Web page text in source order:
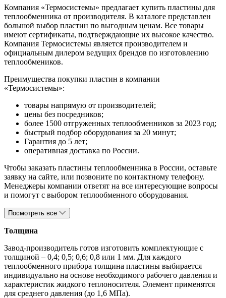
Компания «Термосистемы» предлагает купить пластины для
теплообменника от производителя. В каталоге представлен
большой выбор пластин по выгодным ценам. Все товары
имеют сертификаты, подтверждающие их высокое качество.
Компания Термосистемы является производителем и
официальным дилером ведущих брендов по изготовлению
теплообмеников.
Преимущества покупки пластин в компании
«Термосистемы»:
товары напрямую от производителей;
цены без посредников;
более 1500 отгруженных теплообменников за 2023 год;
быстрый подбор оборудования за 20 минут;
Гарантия до 5 лет;
оперативная доставка по России.
Чтобы заказать пластины теплообменника в России, оставьте
заявку на сайте, или позвоните по контактному телефону.
Менеджеры компании ответят на все интересующие вопросы
и помогут с выбором теплообменного оборудования.
Посмотреть все
Толщина
Завод-производитель готов изготовить комплектующие с
толщиной – 0,4; 0,5; 0,6; 0,8 или 1 мм. Для каждого
теплообменного прибора толщина пластины выбирается
индивидуально на основе необходимого рабочего давления и
характеристик жидкого теплоносителя. Элемент применятся
для среднего давления (до 1,6 МПа).